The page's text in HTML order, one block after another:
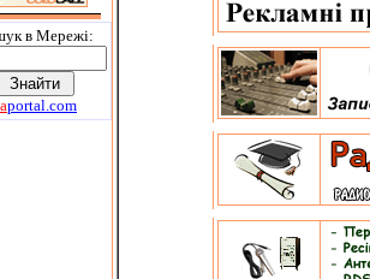
в Мережi:
aportal.com